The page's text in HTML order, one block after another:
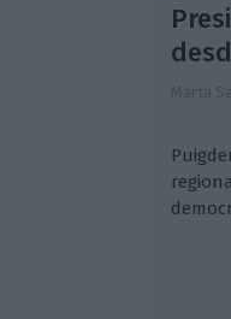
Marta